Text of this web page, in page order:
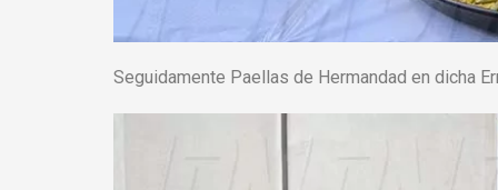
Seguidamente Paellas de Hermandad en dicha